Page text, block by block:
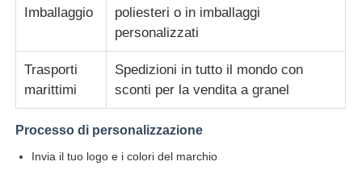
Imballaggio
poliesteri o in imballaggi
personalizzati
Trasporti
marittimi
Spedizioni in tutto il mondo con
sconti per la vendita a granel
Processo di personalizzazione
Invia il tuo logo e i colori del marchio